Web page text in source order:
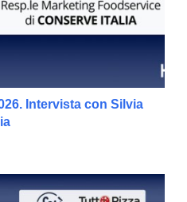
Intervista con Silvia